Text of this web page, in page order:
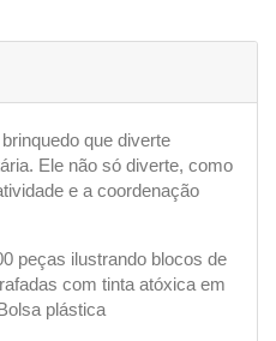
que diverte
Ele não só diverte, como
e a coordenação
peças ilustrando blocos de
com tinta atóxica em
plástica